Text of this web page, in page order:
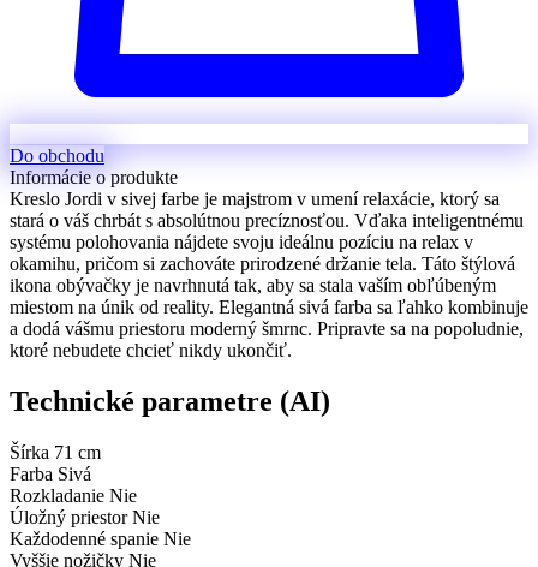
Do obchodu
Informácie o produkte
Kreslo Jordi v sivej farbe je majstrom v umení relaxácie, ktorý sa
stará o váš chrbát s absolútnou precíznosťou. Vďaka inteligentnému
systému polohovania nájdete svoju ideálnu pozíciu na relax v
okamihu, pričom si zachováte prirodzené držanie tela. Táto štýlová
ikona obývačky je navrhnutá tak, aby sa stala vaším obľúbeným
miestom na únik od reality. Elegantná sivá farba sa ľahko kombinuje
a dodá vášmu priestoru moderný šmrnc. Pripravte sa na popoludnie,
ktoré nebudete chcieť nikdy ukončiť.
Technické parametre (AI)
Šírka 71 cm
Farba Sivá
Rozkladanie Nie
Úložný priestor Nie
Každodenné spanie Nie
Vyššie nožičky Nie